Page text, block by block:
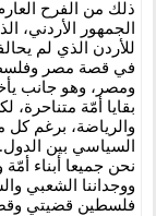
الجمهور الأردني،
للأردن الذي لم
في قصة مصر
ومصر، وهو جانب
بقايا أمّة متناحرة،
والرياضة، برغم كل
السياسي بين الدول.
نحن جميعا أبناء
ووجداننا الشعبي
فلسطين قضيتي